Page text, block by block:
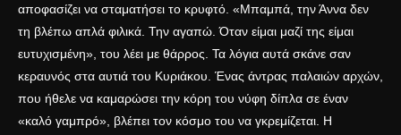
αποφασίζει να σταματήσει το κρυφτό. «Μπαμπά, την Άννα δεν
τη βλέπω απλά φιλικά. Την αγαπώ. Όταν είμαι μαζί της είμαι
ευτυχισμένη», του λέει με θάρρος. Τα λόγια αυτά σκάνε σαν
κεραυνός στα αυτιά του Κυριάκου. Ένας άντρας παλαιών αρχών,
που ήθελε να καμαρώσει την κόρη του νύφη δίπλα σε έναν
«καλό γαμπρό», βλέπει τον κόσμο του να γκρεμίζεται. Η